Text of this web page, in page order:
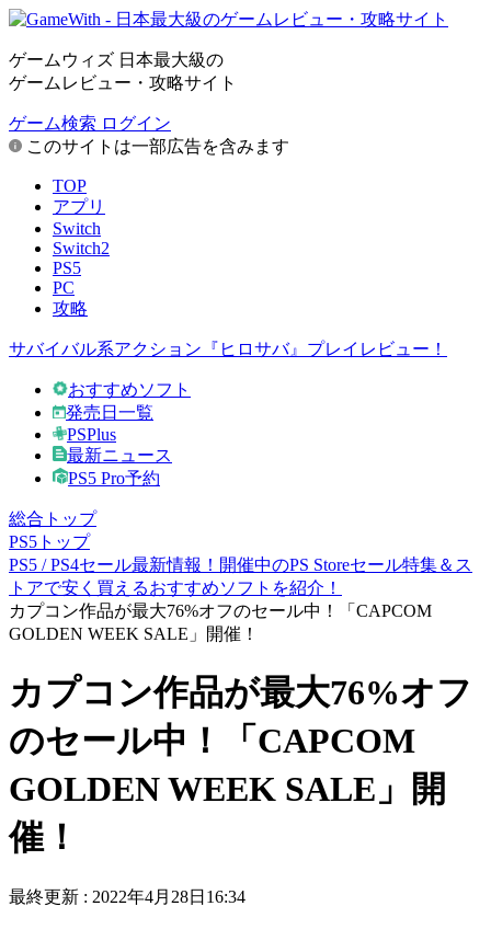
ゲームウィズ 日本最大級の
ゲームレビュー・攻略サイト
ゲーム検索 ログイン
このサイトは一部広告を含みます
TOP
アプリ
Switch
Switch2
PS5
PC
攻略
サバイバル系アクション『ヒロサバ』プレイレビュー！
おすすめソフト
発売日一覧
PSPlus
最新ニュース
PS5 Pro予約
総合トップ
PS5トップ
PS5 / PS4セール最新情報！開催中のPS Storeセール特集＆ス
トアで安く買えるおすすめソフトを紹介！
カプコン作品が最大76%オフのセール中！「CAPCOM
GOLDEN WEEK SALE」開催！
カプコン作品が最大76%オフ
のセール中！「CAPCOM
GOLDEN WEEK SALE」開
催！
最終更新 : 2022年4月28日16:34